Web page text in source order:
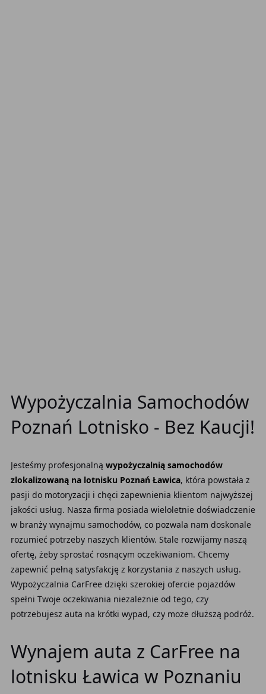
Wypożyczalnia Samochodów
Poznań Lotnisko - Bez Kaucji!
Jesteśmy profesjonalną wypożyczalnią samochodów
zlokalizowaną na lotnisku Poznań Ławica, która powstała z
pasji do motoryzacji i chęci zapewnienia klientom najwyższej
jakości usług. Nasza firma posiada wieloletnie doświadczenie
w branży wynajmu samochodów, co pozwala nam doskonale
rozumieć potrzeby naszych klientów. Stale rozwijamy naszą
ofertę, żeby sprostać rosnącym oczekiwaniom. Chcemy
zapewnić pełną satysfakcję z korzystania z naszych usług.
Wypożyczalnia CarFree dzięki szerokiej ofercie pojazdów
spełni Twoje oczekiwania niezależnie od tego, czy
potrzebujesz auta na krótki wypad, czy może dłuższą podróż.
Wynajem auta z CarFree na
lotnisku Ławica w Poznaniu